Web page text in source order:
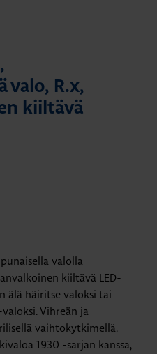
valo, R.x,
kiiltävä
valolla
kiiltävä LED-
älä häiritse valoksi tai
Vihreän ja
vaihtokytkimellä.
1930 -sarjan kanssa,